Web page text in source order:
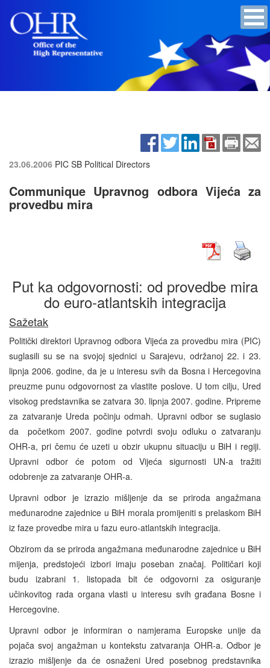
23.06.2006 PIC SB Political Directors
Communique Upravnog odbora Vijeća za
provedbu mira
Put ka odgovornosti: od provedbe mira
do euro-atlantskih integracija
Sažetak
Politički direktori Upravnog odbora Vijeća za provedbu mira (PIC)
suglasili su se na svojoj sjednici u Sarajevu, održanoj 22. i 23.
lipnja 2006. godine, da je u interesu svih da Bosna i Hercegovina
preuzme punu odgovornost za vlastite poslove. U tom cilju, Ured
visokog predstavnika se zatvara 30. lipnja 2007. godine. Pripreme
za zatvaranje Ureda počinju odmah. Upravni odbor se suglasio
da početkom 2007. godine potvrdi svoju odluku o zatvaranju
OHR-a, pri čemu će uzeti u obzir ukupnu situaciju u BiH i regiji.
Upravni odbor će potom od Vijeća sigurnosti UN-a tražiti
odobrenje za zatvaranje OHR-a.
Upravni odbor je izrazio mišljenje da se priroda angažmana
međunarodne zajednice u BiH morala promijeniti s prelaskom BiH
iz faze provedbe mira u fazu euro-atlantskih integracija.
Obzirom da se priroda angažmana međunarodne zajednice u BiH
mijenja, predstojeći izbori imaju poseban značaj. Političari koji
budu izabrani 1. listopada bit će odgovorni za osiguranje
učinkovitog rada organa vlasti u interesu svih građana Bosne i
Hercegovine.
Upravni odbor je informiran o namjerama Europske unije da
pojača svoj angažman u kontekstu zatvaranja OHR-a. Odbor je
izrazio mišljenje da će osnaženi Ured posebnog predstavnika